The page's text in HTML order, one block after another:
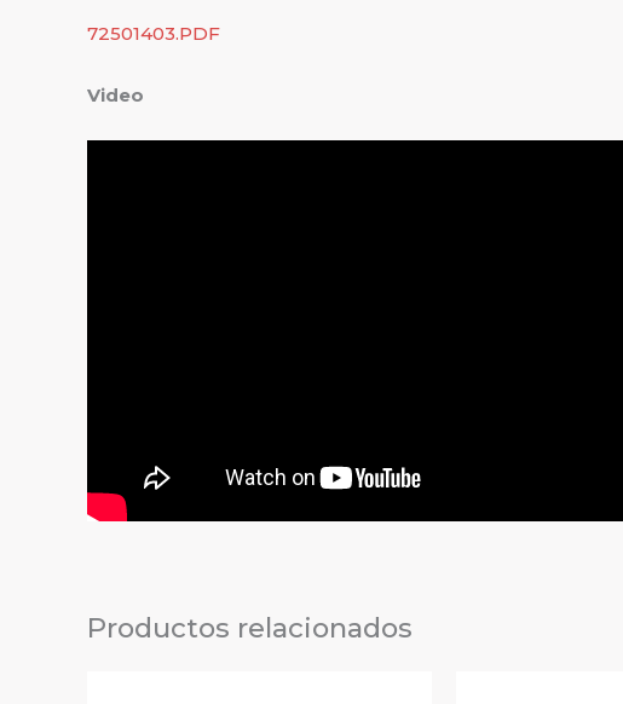
72501403.PDF
Video
Productos relacionados